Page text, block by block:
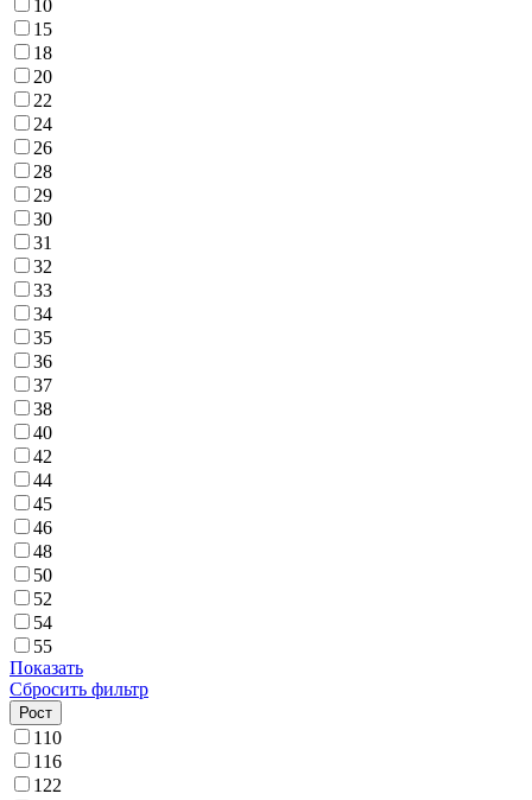
10
15
18
20
22
24
26
28
29
30
31
32
33
34
35
36
37
38
40
42
44
45
46
48
50
52
54
55
Показать
Сбросить фильтр
Рост
110
116
122